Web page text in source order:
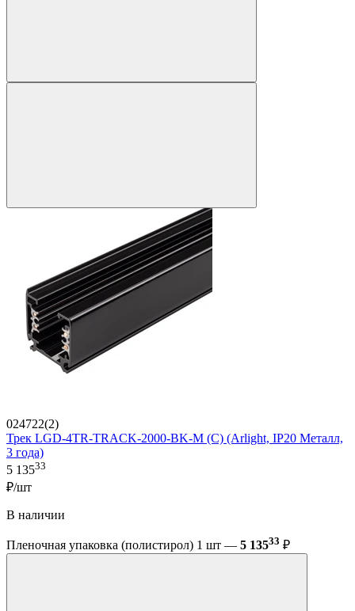
024722(2)
Трек LGD-4TR-TRACK-2000-BK-M (C) (Arlight, IP20 Металл,
3 года)
5 13533
₽/шт
В наличии
Пленочная упаковка (полистирол) 1 шт — 5 13533 ₽